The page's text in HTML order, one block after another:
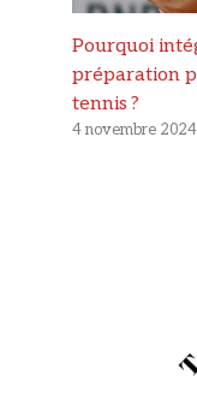
Pourquoi
préparation
tennis ?
4 novembre 2024